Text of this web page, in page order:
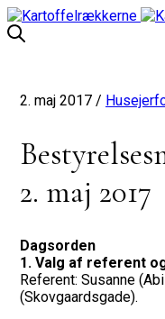
2. maj 2017 /
2. maj 2017
Dagsorden
1. Valg af referent
Referent: Susanne
(Skovgaardsgade).